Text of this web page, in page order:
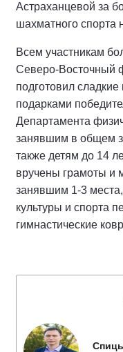
Астраханцевой за
шахматного спорта
Всем участникам
Северо-Восточный
подготовил
подарками
Департамента
занявшим в общем
также детям до 14
вручены грамоты и
занявшим 1-3
культуры и спорта
гимнастические